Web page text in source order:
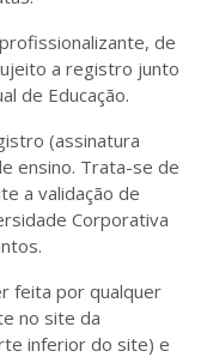
de
a registro junto
de Educação.
(assinatura
ensino. Trata-se de
a validação de
Corporativa
feita por qualquer
no site da
inferior do site) e